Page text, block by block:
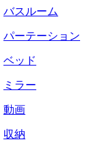
バスルーム
パーテーション
ベッド
ミラー
動画
収納